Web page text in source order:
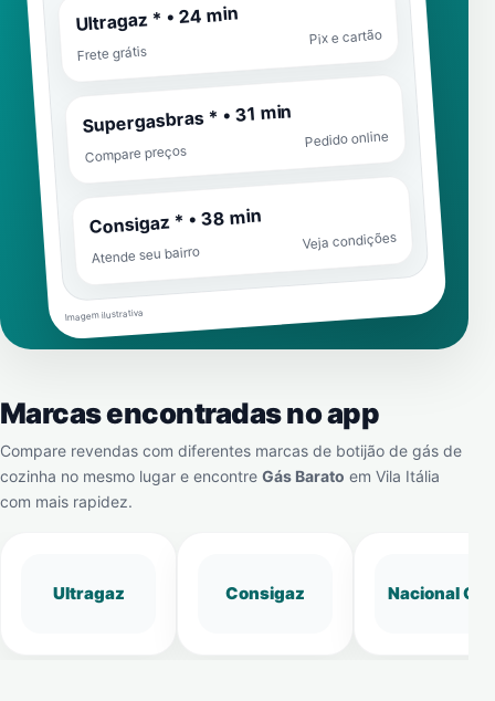
Ultragaz * • 24 min
Frete grátis
Pix e cartão
Supergasbras * • 31 min
Compare preços
Pedido online
Consigaz * • 38 min
Atende seu bairro
Veja condições
Imagem ilustrativa
Marcas encontradas no app
Compare revendas com diferentes marcas de botijão de gás de
cozinha no mesmo lugar e encontre Gás Barato em Vila Itália
com mais rapidez.
Ultragaz Consigaz Nacional Gás